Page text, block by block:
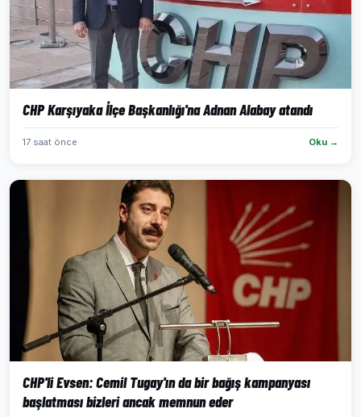
CHP Karşıyaka İlçe Başkanlığı'na Adnan Alabay atandı
17 saat önce Oku →
CHP'li Evsen: Cemil Tugay'ın da bir bağış kampanyası
başlatması bizleri ancak memnun eder